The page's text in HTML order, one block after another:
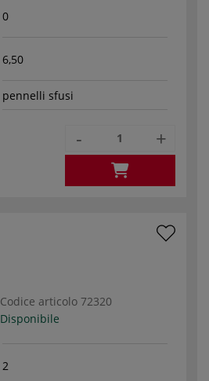
0
6,50
pennelli sfusi
- +
Codice articolo 72320
Disponibile
2